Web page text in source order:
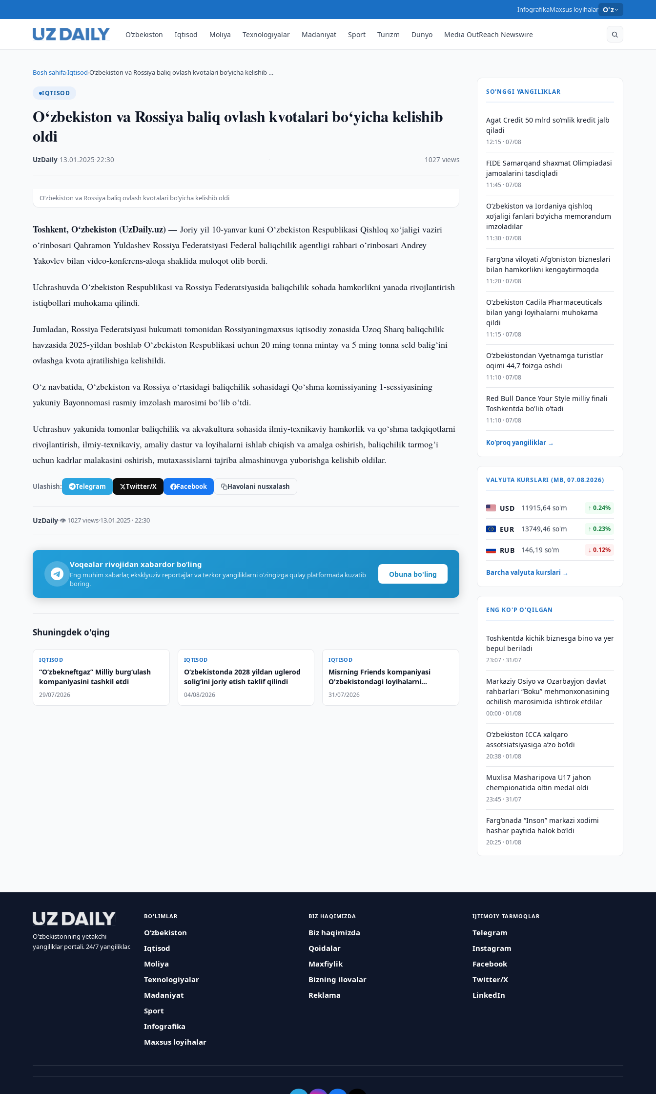
InfografikaMaxsus loyihalar O'z
O‘zbekiston Iqtisod Moliya Texnologiyalar Madaniyat Sport Turizm Dunyo Media OutReach Newswire
Bosh sahifa›Iqtisod›O‘zbekiston va Rossiya baliq ovlash kvotalari bo‘yicha kelishib …
IQTISOD
O‘zbekiston va Rossiya baliq ovlash kvotalari bo‘yicha kelishib
oldi
UzDaily 13.01.2025 ·22:30 1027 views
O‘zbekiston va Rossiya baliq ovlash kvotalari bo‘yicha kelishib oldi
Toshkent, O‘zbekiston (UzDaily.uz) —Joriy yil 10-yanvar kuni O‘zbekiston Respublikasi Qishloq xo‘jaligi vaziri
o‘rinbosari Qahramon Yuldashev Rossiya Federatsiyasi Federal baliqchilik agentligi rahbari o‘rinbosari Andrey
Yakovlev bilan video-konferens-aloqa shaklida muloqot olib bordi.
Uchrashuvda O‘zbekiston Respublikasi va Rossiya Federatsiyasida baliqchilik sohada hamkorlikni yanada rivojlantirish
istiqbollari muhokama qilindi.
Jumladan, Rossiya Federatsiyasi hukumati tomonidan Rossiyaningmaxsus iqtisodiy zonasida Uzoq Sharq baliqchilik
havzasida 2025-yildan boshlab O‘zbekiston Respublikasi uchun 20 ming tonna mintay va 5 ming tonna seld balig‘ini
ovlashga kvota ajratilishiga kelishildi.
O‘z navbatida, O‘zbekiston va Rossiya o‘rtasidagi baliqchilik sohasidagi Qo‘shma komissiyaning 1-sessiyasining
yakuniy Bayonnomasi rasmiy imzolash marosimi bo‘lib o‘tdi.
Uchrashuv yakunida tomonlar baliqchilik va akvakultura sohasida ilmiy-texnikaviy hamkorlik va qo‘shma tadqiqotlarni
rivojlantirish, ilmiy-texnikaviy, amaliy dastur va loyihalarni ishlab chiqish va amalga oshirish, baliqchilik tarmog‘i
uchun kadrlar malakasini oshirish, mutaxassislarni tajriba almashinuvga yuborishga kelishib oldilar.
Ulashish: Telegram Twitter/X Facebook Havolani nusxalash
UzDaily·👁 1027 views·13.01.2025 · 22:30
Voqealar rivojidan xabardor bo‘ling
Eng muhim xabarlar, eksklyuziv reportajlar va tezkor yangiliklarni o‘zingizga qulay platformada kuzatib
boring.
Obuna bo'ling
Shuningdek o'qing
IQTISOD
“Oʻzbekneftgaz” Milliy burgʻulash
kompaniyasini tashkil etdi
29/07/2026
IQTISOD
O‘zbekistonda 2028 yildan uglerod
solig‘ini joriy etish taklif qilindi
04/08/2026
IQTISOD
Misrning Friends kompaniyasi
O'zbekistondagi loyihalarni
o'rganmoqda
31/07/2026
SO'NGGI YANGILIKLAR
Agat Credit 50 mlrd so‘mlik kredit jalb
qiladi
12:15 · 07/08
FIDE Samarqand shaxmat Olimpiadasi
jamoalarini tasdiqladi
11:45 · 07/08
Oʻzbekiston va Iordaniya qishloq
xoʻjaligi fanlari boʻyicha memorandum
imzoladilar
11:30 · 07/08
Farg‘ona viloyati Afg‘oniston bizneslari
bilan hamkorlikni kengaytirmoqda
11:20 · 07/08
Oʻzbekiston Cadila Pharmaceuticals
bilan yangi loyihalarni muhokama
qildi
11:15 · 07/08
O‘zbekistondan Vyetnamga turistlar
oqimi 44,7 foizga oshdi
11:10 · 07/08
Red Bull Dance Your Style milliy finali
Toshkentda bo'lib o'tadi
11:10 · 07/08
Ko'proq yangiliklar →
VALYUTA KURSLARI (MB, 07.08.2026)
USD 11915,64 so'm ↑ 0.24%
EUR 13749,46 so'm ↑ 0.23%
RUB 146,19 so'm ↓ 0.12%
Barcha valyuta kurslari →
ENG KO'P O'QILGAN
Toshkentda kichik biznesga bino va yer
bepul beriladi
23:07 · 31/07
Markaziy Osiyo va Ozarbayjon davlat
rahbarlari “Boku” mehmonxonasining
ochilish marosimida ishtirok etdilar
00:00 · 01/08
O‘zbekiston ICCA xalqaro
assotsiatsiyasiga aʼzo bo‘ldi
20:38 · 01/08
Muxlisa Masharipova U17 jahon
chempionatida oltin medal oldi
23:45 · 31/07
Farg‘onada “Inson” markazi xodimi
hashar paytida halok bo‘ldi
20:25 · 01/08
O'zbekistonning yetakchi
yangiliklar portali. 24/7 yangiliklar.
BO'LIMLAR
O‘zbekiston
Iqtisod
Moliya
Texnologiyalar
Madaniyat
Sport
Infografika
Maxsus loyihalar
BIZ HAQIMIZDA
Biz haqimizda
Qoidalar
Maxfiylik
Bizning ilovalar
Reklama
IJTIMOIY TARMOQLAR
Telegram
Instagram
Facebook
Twitter/X
LinkedIn